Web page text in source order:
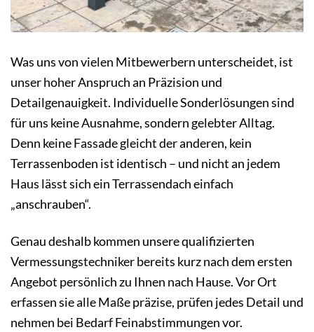
Was uns von vielen Mitbewerbern unterscheidet, ist
unser hoher Anspruch an Präzision und
Detailgenauigkeit. Individuelle Sonderlösungen sind
für uns keine Ausnahme, sondern gelebter Alltag.
Denn keine Fassade gleicht der anderen, kein
Terrassenboden ist identisch – und nicht an jedem
Haus lässt sich ein Terrassendach einfach
„anschrauben“.
Genau deshalb kommen unsere qualifizierten
Vermessungstechniker bereits kurz nach dem ersten
Angebot persönlich zu Ihnen nach Hause. Vor Ort
erfassen sie alle Maße präzise, prüfen jedes Detail und
nehmen bei Bedarf Feinabstimmungen vor.